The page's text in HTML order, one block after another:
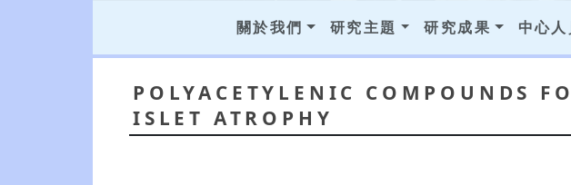
關於我們 研究主題 研究成果 中心人
POLYACETYLENIC COMPOUNDS
ISLET ATROPHY